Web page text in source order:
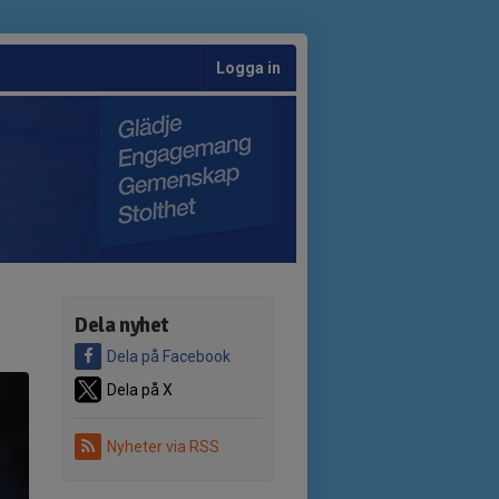
Logga in
Dela nyhet
Dela på Facebook
Dela på X
Nyheter via RSS